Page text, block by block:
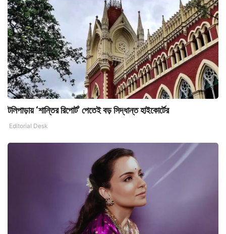
টলিপাড়ায় ‘শান্তির রিপোর্ট’ পেতেই বড় সিদ্ধান্ত হাইকোর্টের
Editorial Desk